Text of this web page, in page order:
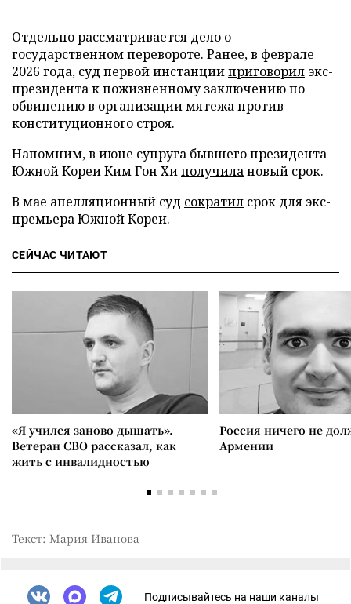
Отдельно рассматривается дело о
государственном перевороте. Ранее, в феврале
2026 года, суд первой инстанцииприговорил экс-
президента к пожизненному заключению по
обвинению в организации мятежа против
конституционного строя.
Напомним, в июне супруга бывшего президента
Южной Кореи Ким Гон Хиполучилановый срок.
В мае апелляционный суд сократил срок для экс-
премьера Южной Кореи.
СЕЙЧАС ЧИТАЮТ
«Я учился заново дышать».
Ветеран СВО рассказал, как
жить с инвалидностью
Россия ничего не
Армении
Текст: Мария Иванова
Подписывайтесь на наши каналы